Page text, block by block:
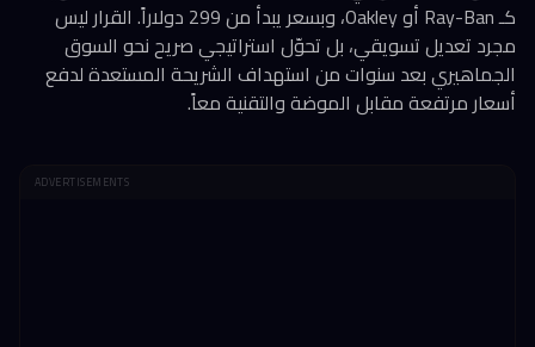
كـ Ray-Ban أو Oakley، وبسعر يبدأ من 299 دولاراً. القرار ليس
مجرد تعديل تسويقي، بل تحوّل استراتيجي صريح نحو السوق
الجماهيري بعد سنوات من استهداف الشريحة المستعدة لدفع
أسعار مرتفعة مقابل الموضة والتقنية معاً.
ADVERTISEMENTS